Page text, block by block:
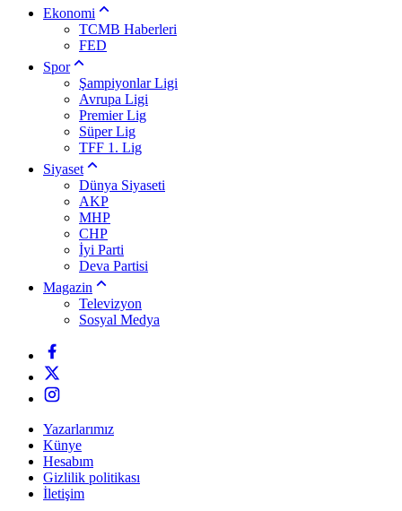
Ekonomi
TCMB Haberleri
FED
Spor
Şampiyonlar Ligi
Avrupa Ligi
Premier Lig
Süper Lig
TFF 1. Lig
Siyaset
Dünya Siyaseti
AKP
MHP
CHP
İyi Parti
Deva Partisi
Magazin
Televizyon
Sosyal Medya
Yazarlarımız
Künye
Hesabım
Gizlilik politikası
İletişim